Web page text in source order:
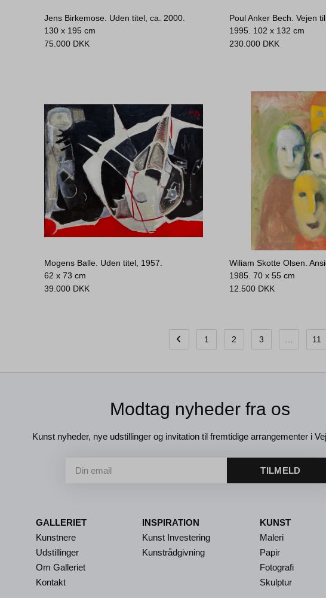
Jens Birkemose. Uden titel, ca. 2000.
130 x 195 cm
75.000 DKK
Poul Anker Bech. Vejen
1995. 102 x 132 cm
230.000 DKK
Mogens Balle. Uden titel, 1957.
62 x 73 cm
39.000 DKK
Wiliam Skotte Olsen.
1985.70 x 55 cm
12.500 DKK
1 2 3 11
Modtag nyheder fra os
Kunst nyheder, nye udstillinger og invitation til fremtidige arrangementer i
TILMELD
GALLERIET
Kunstnere
Udstillinger
Om Galleriet
Kontakt
INSPIRATION
Kunst Investering
Kunstrådgivning
KUNST
Maleri
Papir
Fotografi
Skulptur